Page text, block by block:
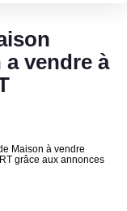
de critères
a vendre à
Maison à vendre
grâce aux annonces